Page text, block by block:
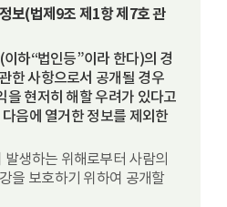
보(법제9조 제1항 제7호 관
하“법인등”이라 한다)의 경
한 사항으로서 공개될 경우
을 현저히 해할 우려가 있다고
음에 열거한 정보를 제외한
생하는 위해로부터 사람의
을 보호하기 위하여 공개할